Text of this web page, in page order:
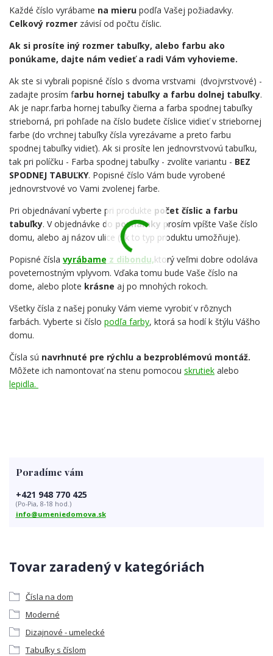
Každé číslo vyrábame na mieru podľa Vašej požiadavky.
Celkový rozmer závisí od počtu číslic.
Ak si prosíte iný rozmer tabuľky, alebo farbu ako
ponúkame, dajte nám vedieť a radi Vám vyhovieme.
Ak ste si vybrali popisné číslo s dvoma vrstvami (dvojvrstvové) -
zadajte prosím farbu hornej tabuľky a farbu dolnej tabuľky.
Ak je napr.farba hornej tabuľky čierna a farba spodnej tabuľky
strieborná, pri pohľade na číslo budete číslice vidieť v striebornej
farbe (do vrchnej tabuľky čísla vyrezávame a preto farbu
spodnej tabuľky vidieť). Ak si prosíte len jednovrstvovú tabuľku,
tak pri políčku - Farba spodnej tabuľky - zvolíte variantu - BEZ
SPODNEJ TABUĽKY. Popisné číslo Vám bude vyrobené
jednovrstvové vo Vami zvolenej farbe.
Pri objednávaní vyberte pri produkte počet číslic a farbu
tabuľky. V objednávke do poznámky prosím vpíšte Vaše číslo
domu, alebo aj názov ulice (ak to typ produktu umožňuje).
Popisné čísla vyrábame z dibondu,ktorý veľmi dobre odoláva
poveternostným vplyvom. Vďaka tomu bude Vaše číslo na
dome, alebo plote krásne aj po mnohých rokoch.
Všetky čísla z našej ponuky Vám vieme vyrobiť v rôznych
farbách. Vyberte si číslo podľa farby, ktorá sa hodí k štýlu Vášho
domu.
Čísla sú navrhnuté pre rýchlu a bezproblémovú montáž.
Môžete ich namontovať na stenu pomocou skrutiek alebo
lepidla.
Tovar zaradený v kategóriách
Čísla na dom
Moderné
Dizajnové - umelecké
Tabuľky s číslom
Poradíme vám
+421 948 770 425
(Po-Pia, 8-18 hod.)
info@umeniedomova.sk